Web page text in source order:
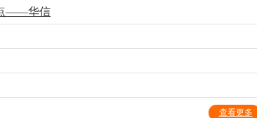
——华信
查看更多